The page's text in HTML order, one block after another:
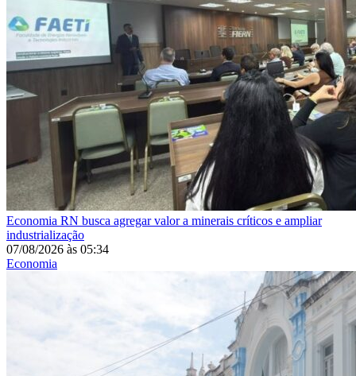
Economia RN busca agregar valor a minerais críticos e ampliar
industrialização
07/08/2026 às 05:34
Economia